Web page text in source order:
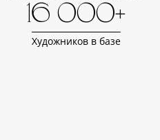
16 000+
Художников в базе